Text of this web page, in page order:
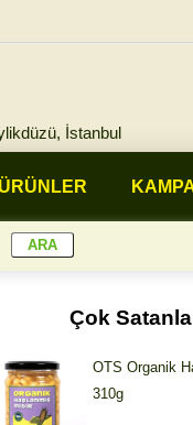
İstanbul
Çok
OTS Organik
310g